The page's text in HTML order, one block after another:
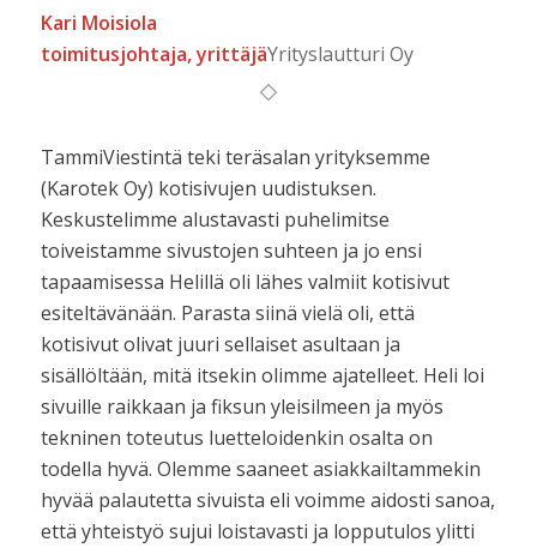
Kari Moisiola
toimitusjohtaja, yrittäjäYrityslautturi Oy
TammiViestintä teki teräsalan yrityksemme
(Karotek Oy) kotisivujen uudistuksen.
Keskustelimme alustavasti puhelimitse
toiveistamme sivustojen suhteen ja jo ensi
tapaamisessa Helillä oli lähes valmiit kotisivut
esiteltävänään. Parasta siinä vielä oli, että
kotisivut olivat juuri sellaiset asultaan ja
sisällöltään, mitä itsekin olimme ajatelleet. Heli loi
sivuille raikkaan ja fiksun yleisilmeen ja myös
tekninen toteutus luetteloidenkin osalta on
todella hyvä. Olemme saaneet asiakkailtammekin
hyvää palautetta sivuista eli voimme aidosti sanoa,
että yhteistyö sujui loistavasti ja lopputulos ylitti